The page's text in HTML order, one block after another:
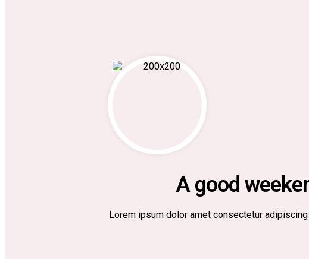
A good
Lorem ipsum dolor amet consectetur